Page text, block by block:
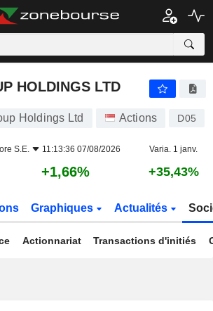
LTD
HOLDINGS LTD
Holdings Ltd Actions D05
S.E. 11:13:36 07/08/2026 Varia. 1 janv.
+1,66% +35,43%
Graphiques Actualités
Actionnariat Transactions d'initiés